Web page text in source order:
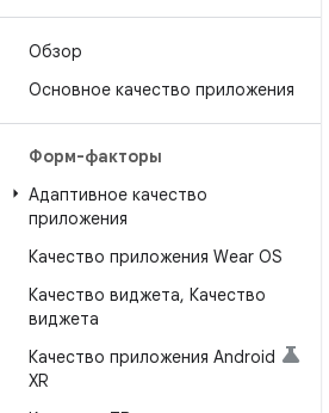
Обзор
Основное качество приложения
Форм-факторы
Адаптивное качество
приложения
Качество приложения Wear OS
Качество виджета, Качество
виджета
Качество приложения Android
XR